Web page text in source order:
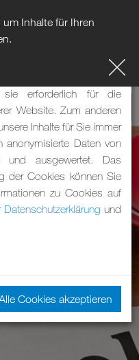
Inhalte für Ihren
Diese haben zwei
erforderlich für die
Website. Zum anderen
Inhalte für Sie immer
anonymisierte Daten von
und ausgewertet. Das
der Cookies können Sie
zu Cookies auf
Datenschutzerklärung und
Cookies akzeptieren